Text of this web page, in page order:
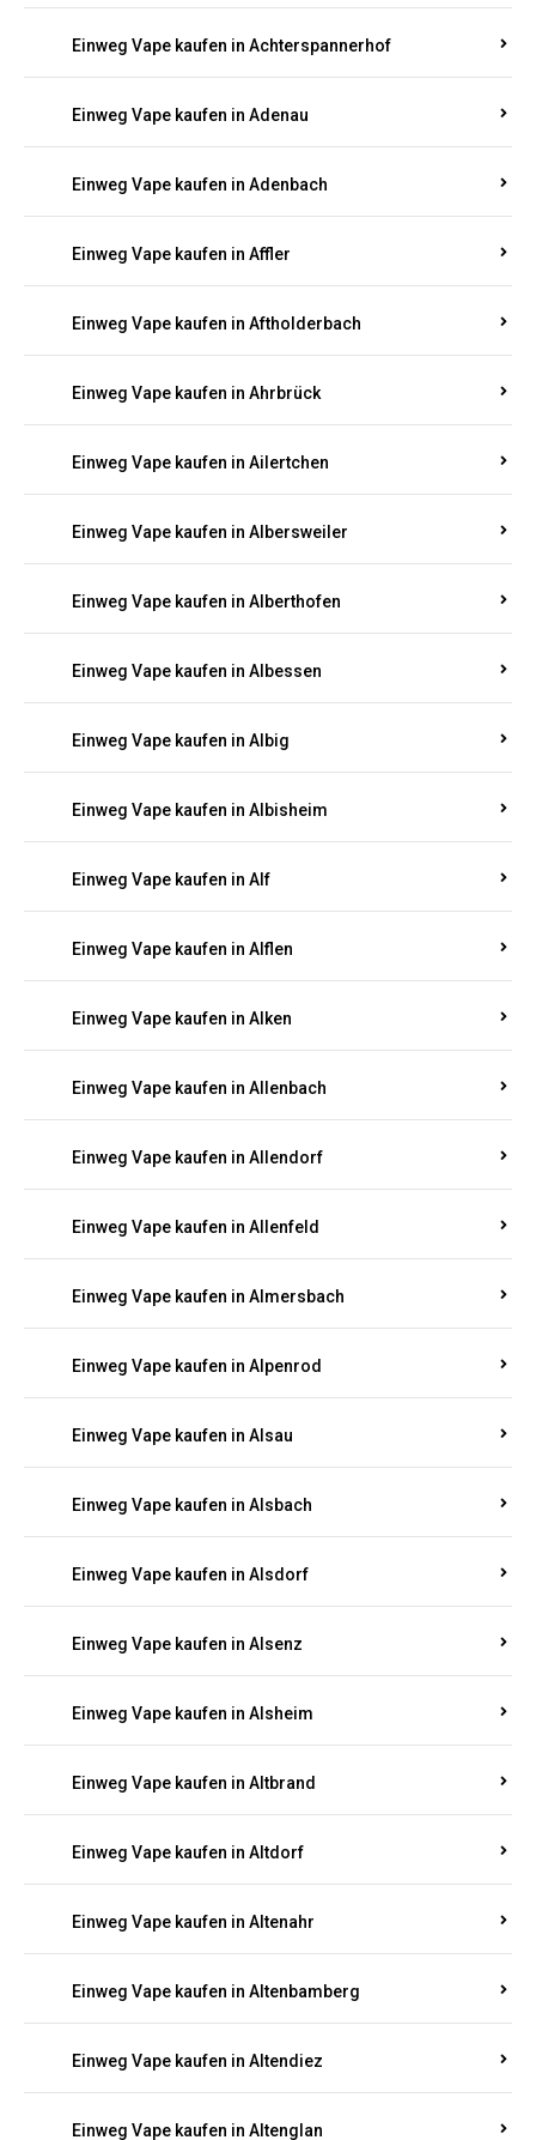
Einweg Vape kaufen in Achterspannerhof
Einweg Vape kaufen in Adenau
Einweg Vape kaufen in Adenbach
Einweg Vape kaufen in Affler
Einweg Vape kaufen in Aftholderbach
Einweg Vape kaufen in Ahrbrück
Einweg Vape kaufen in Ailertchen
Einweg Vape kaufen in Albersweiler
Einweg Vape kaufen in Alberthofen
Einweg Vape kaufen in Albessen
Einweg Vape kaufen in Albig
Einweg Vape kaufen in Albisheim
Einweg Vape kaufen in Alf
Einweg Vape kaufen in Alflen
Einweg Vape kaufen in Alken
Einweg Vape kaufen in Allenbach
Einweg Vape kaufen in Allendorf
Einweg Vape kaufen in Allenfeld
Einweg Vape kaufen in Almersbach
Einweg Vape kaufen in Alpenrod
Einweg Vape kaufen in Alsau
Einweg Vape kaufen in Alsbach
Einweg Vape kaufen in Alsdorf
Einweg Vape kaufen in Alsenz
Einweg Vape kaufen in Alsheim
Einweg Vape kaufen in Altbrand
Einweg Vape kaufen in Altdorf
Einweg Vape kaufen in Altenahr
Einweg Vape kaufen in Altenbamberg
Einweg Vape kaufen in Altendiez
Einweg Vape kaufen in Altenglan